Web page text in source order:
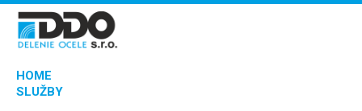
HOME
SLUŽBY